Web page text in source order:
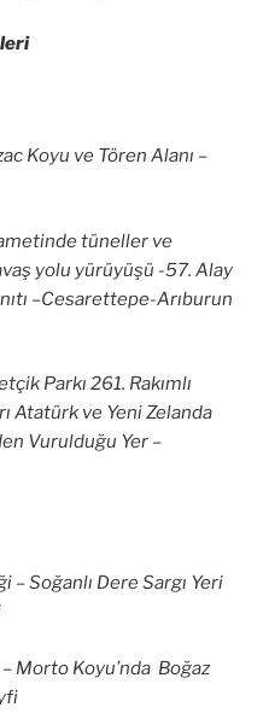
Koyu ve Tören Alanı –
tüneller ve
yolu yürüyüşü -57. Alay
–Cesarettepe-Arıburun
Parkı 261. Rakımlı
Atatürk ve Yeni Zelanda
Vurulduğu Yer –
– Soğanlı Dere Sargı Yeri
Morto Koyu’nda Boğaz